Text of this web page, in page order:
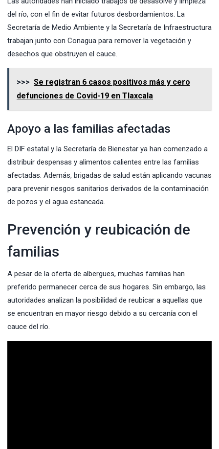
del río, con el fin de evitar futuros desbordamientos. La
Secretaría de Medio Ambiente y la Secretaría de Infraestructura
trabajan junto con Conagua para remover la vegetación y
desechos que obstruyen el cauce.
>>> Se registran 6 casos positivos más y cero
defunciones de Covid-19 en Tlaxcala
Apoyo a las familias afectadas
El DIF estatal y la Secretaría de Bienestar ya han comenzado a
distribuir despensas y alimentos calientes entre las familias
afectadas. Además, brigadas de salud están aplicando vacunas
para prevenir riesgos sanitarios derivados de la contaminación
de pozos y el agua estancada.
Prevención y reubicación de
familias
A pesar de la oferta de albergues, muchas familias han
preferido permanecer cerca de sus hogares. Sin embargo, las
autoridades analizan la posibilidad de reubicar a aquellas que
se encuentran en mayor riesgo debido a su cercanía con el
cauce del río.